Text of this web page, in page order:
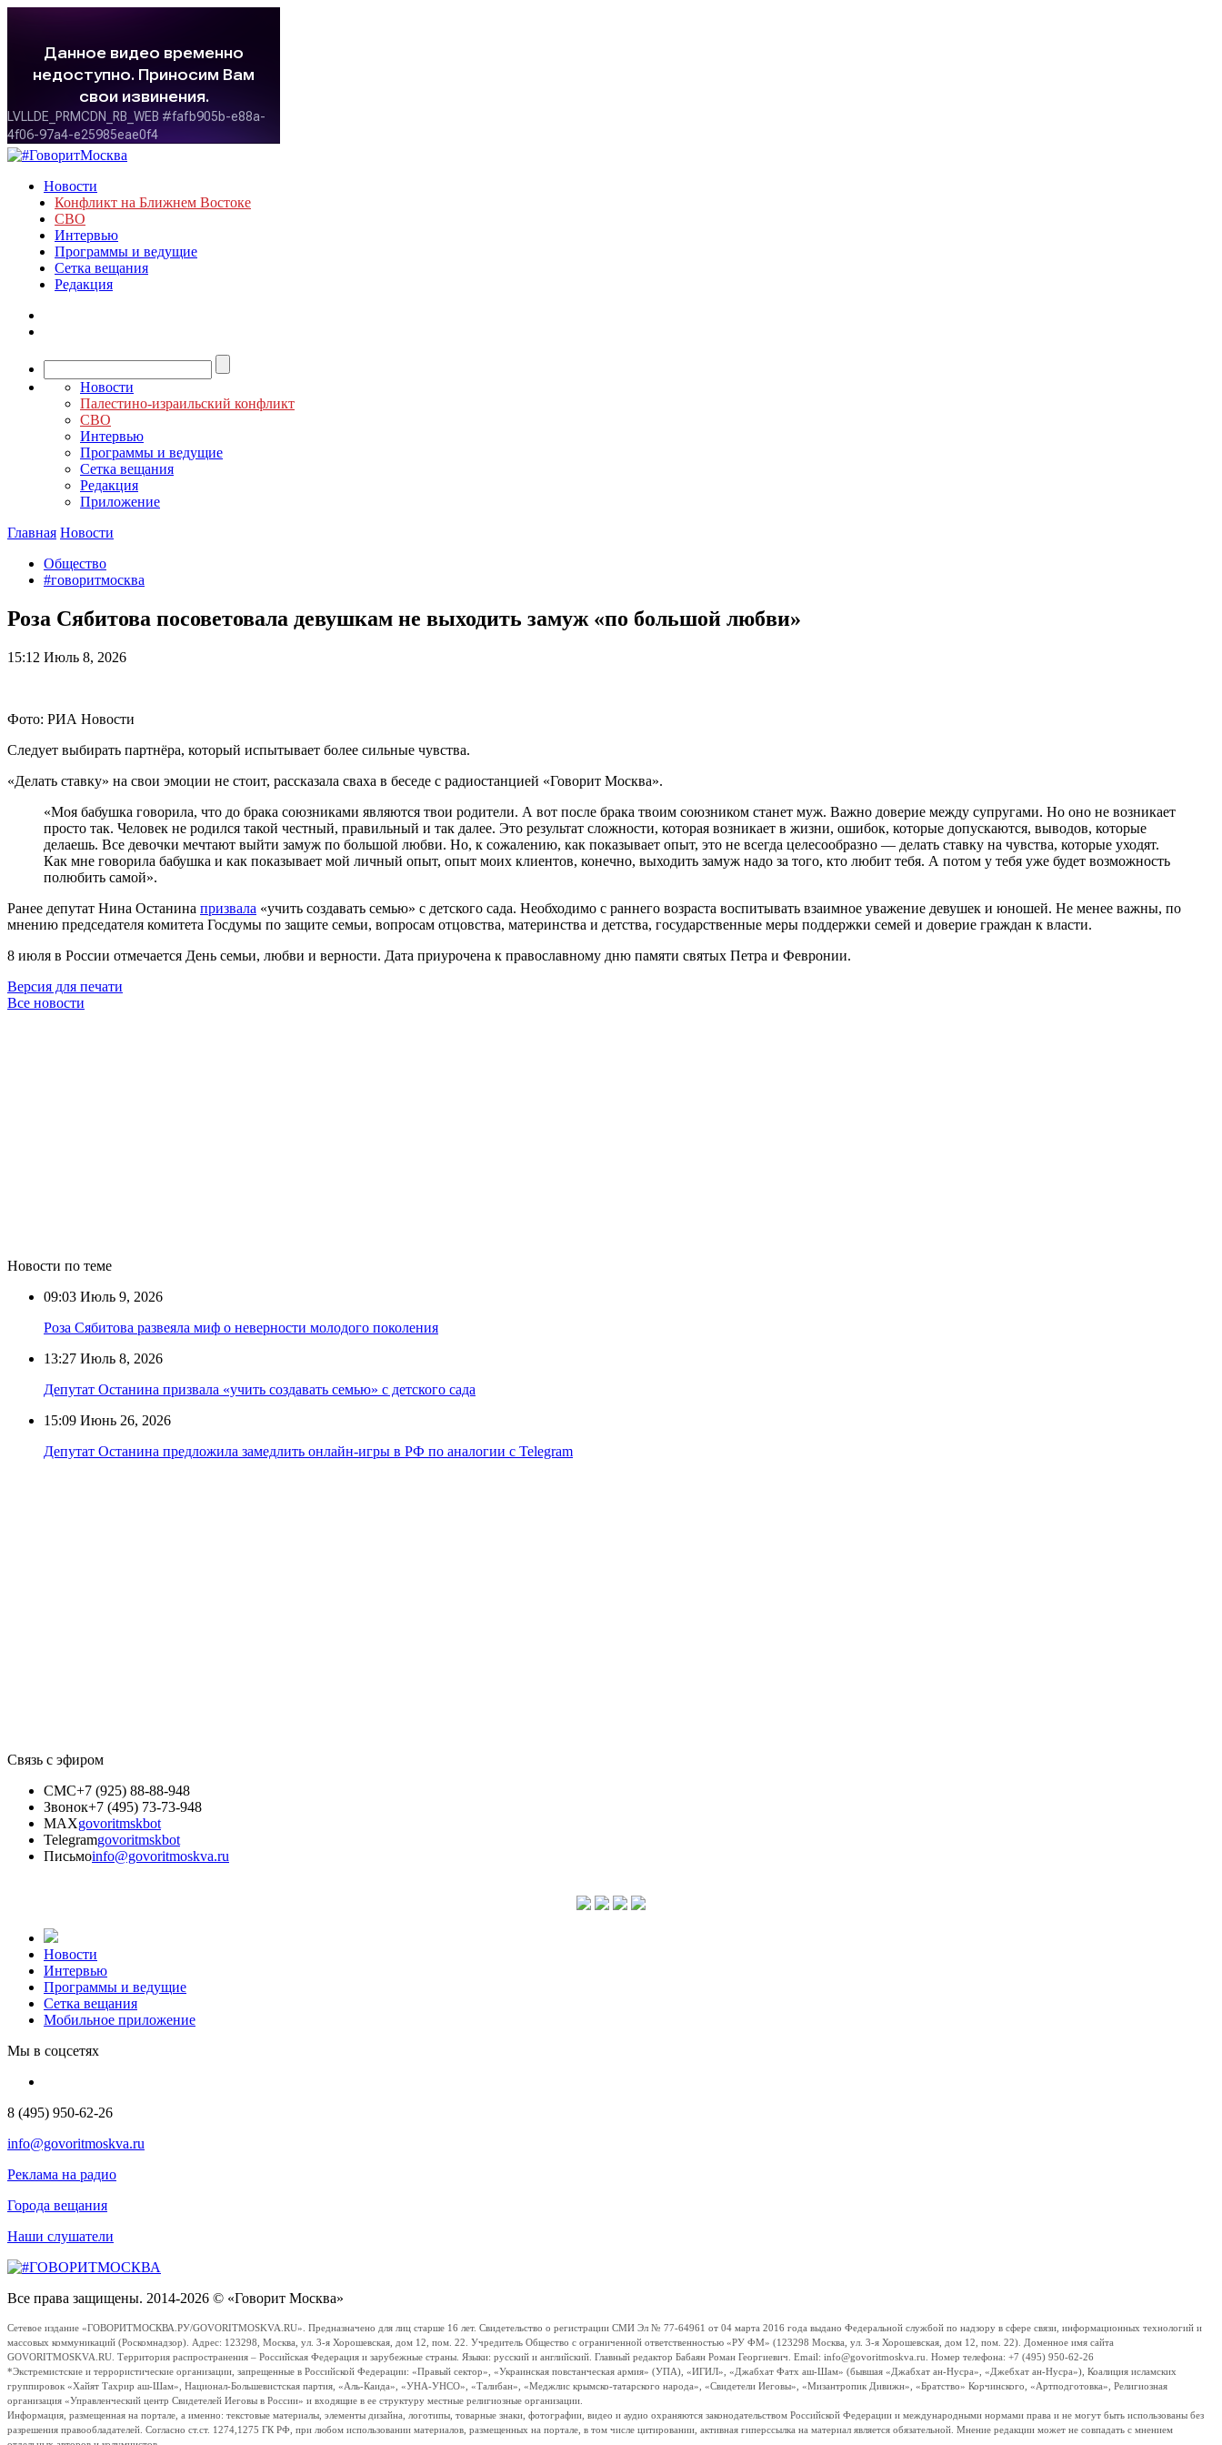
Новости
Конфликт на Ближнем Востоке
СВО
Интервью
Программы и ведущие
Сетка вещания
Редакция
Новости
Палестино-израильский конфликт
СВО
Интервью
Программы и ведущие
Сетка вещания
Редакция
Приложение
Главная Новости
Общество
#говоритмосква
Роза Сябитова посоветовала девушкам не выходить замуж «по большой любви»
15:12 Июль 8, 2026
Фото: РИА Новости
Следует выбирать партнёра, который испытывает более сильные чувства.
«Делать ставку» на свои эмоции не стоит, рассказала сваха в беседе с радиостанцией «Говорит Москва».
«Моя бабушка говорила, что до брака союзниками являются твои родители. А вот после брака твоим союзником станет муж. Важно доверие между супругами. Но оно не возникает
просто так. Человек не родился такой честный, правильный и так далее. Это результат сложности, которая возникает в жизни, ошибок, которые допускаются, выводов, которые
делаешь. Все девочки мечтают выйти замуж по большой любви. Но, к сожалению, как показывает опыт, это не всегда целесообразно — делать ставку на чувства, которые уходят.
Как мне говорила бабушка и как показывает мой личный опыт, опыт моих клиентов, конечно, выходить замуж надо за того, кто любит тебя. А потом у тебя уже будет возможность
полюбить самой».
Ранее депутат Нина Останина призвала «учить создавать семью» с детского сада. Необходимо с раннего возраста воспитывать взаимное уважение девушек и юношей. Не менее важны, по
мнению председателя комитета Госдумы по защите семьи, вопросам отцовства, материнства и детства, государственные меры поддержки семей и доверие граждан к власти.
8 июля в России отмечается День семьи, любви и верности. Дата приурочена к православному дню памяти святых Петра и Февронии.
Версия для печати
Все новости
Новости по теме
09:03 Июль 9, 2026
Роза Сябитова развеяла миф о неверности молодого поколения
13:27 Июль 8, 2026
Депутат Останина призвала «учить создавать семью» с детского сада
15:09 Июнь 26, 2026
Депутат Останина предложила замедлить онлайн-игры в РФ по аналогии с Telegram
Связь с эфиром
СМС+7 (925) 88-88-948
Звонок+7 (495) 73-73-948
MAXgovoritmskbot
Telegramgovoritmskbot
Письмоinfo@govoritmoskva.ru
Новости
Интервью
Программы и ведущие
Сетка вещания
Мобильное приложение
Мы в соцсетях
8 (495) 950-62-26
info@govoritmoskva.ru
Реклама на радио
Города вещания
Наши слушатели
Все права защищены. 2014-2026 © «Говорит Москва»
Сетевое издание «ГОВОРИТМОСКВА.РУ/GOVORITMOSKVA.RU». Предназначено для лиц старше 16 лет. Свидетельство о регистрации СМИ Эл № 77-64961 от 04 марта 2016 года выдано Федеральной службой по надзору в сфере связи, информационных технологий и
массовых коммуникаций (Роскомнадзор). Адрес: 123298, Москва, ул. 3-я Хорошевская, дом 12, пом. 22. Учредитель Общество с ограниченной ответственностью «РУ ФМ» (123298 Москва, ул. 3-я Хорошевская, дом 12, пом. 22). Доменное имя сайта
GOVORITMOSKVA.RU. Территория распространения – Российская Федерация и зарубежные страны. Языки: русский и английский. Главный редактор Бабаян Роман Георгиевич. Email: info@govoritmoskva.ru. Номер телефона: +7 (495) 950-62-26
*Экстремистские и террористические организации, запрещенные в Российской Федерации: «Правый сектор», «Украинская повстанческая армия» (УПА), «ИГИЛ», «Джабхат Фатх аш-Шам» (бывшая «Джабхат ан-Нусра», «Джебхат ан-Нусра»), Коалиция исламских
группировок «Хайят Тахрир аш-Шам», Национал-Большевистская партия, «Аль-Каида», «УНА-УНСО», «Талибан», «Меджлис крымско-татарского народа», «Свидетели Иеговы», «Мизантропик Дивижн», «Братство» Корчинского, «Артподготовка», Религиозная
организация «Управленческий центр Свидетелей Иеговы в России» и входящие в ее структуру местные религиозные организации.
Информация, размещенная на портале, а именно: текстовые материалы, элементы дизайна, логотипы, товарные знаки, фотографии, видео и аудио охраняются законодательством Российской Федерации и международными нормами права и не могут быть использованы без
разрешения правообладателей. Согласно ст.ст. 1274,1275 ГК РФ, при любом использовании материалов, размещенных на портале, в том числе цитировании, активная гиперссылка на материал является обязательной. Мнение редакции может не совпадать с мнением